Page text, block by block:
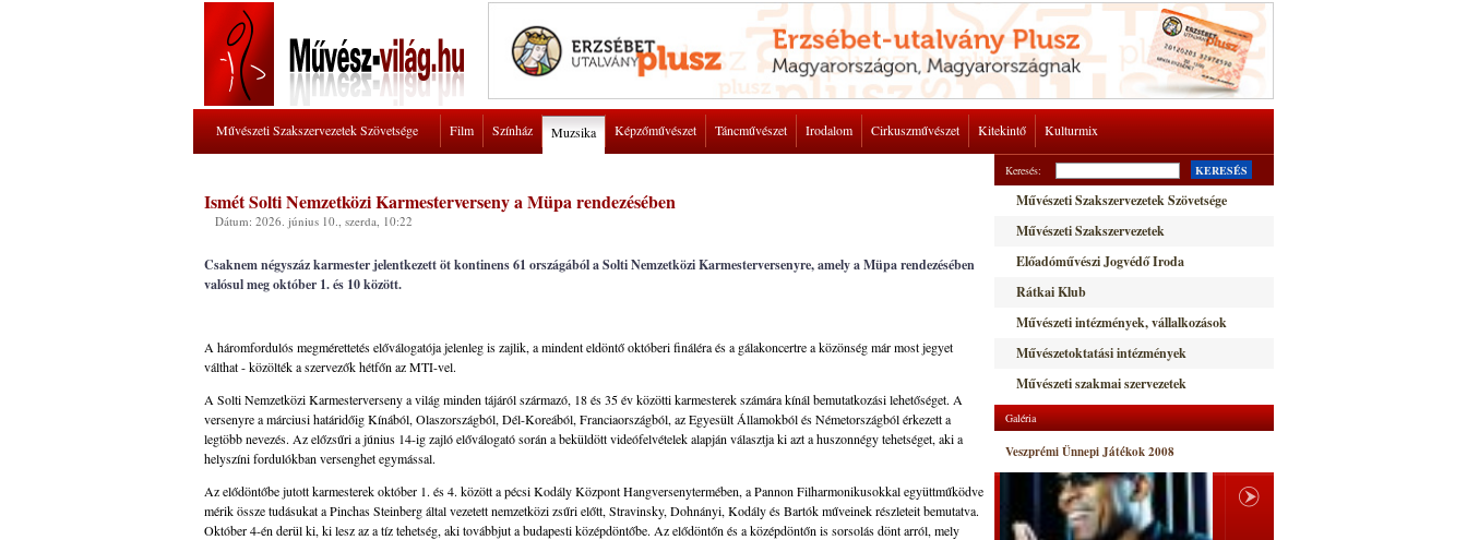
Művészeti Szakszervezetek Szövetsége Film Színház Muzsika Képzőművészet Táncművészet Irodalom Cirkuszművészet Kitekintő Kulturmix
Ismét Solti Nemzetközi Karmesterverseny a Müpa rendezésében
Dátum: 2026. június 10., szerda, 10:22
Csaknem négyszáz karmester jelentkezett öt kontinens 61 országából a Solti Nemzetközi Karmesterversenyre, amely a Müpa rendezésében
valósul meg október 1. és 10 között.
A háromfordulós megmérettetés előválogatója jelenleg is zajlik, a mindent eldöntő októberi fináléra és a gálakoncertre a közönség már most jegyet
válthat - közölték a szervezők hétfőn az MTI-vel.
A Solti Nemzetközi Karmesterverseny a világ minden tájáról származó, 18 és 35 év közötti karmesterek számára kínál bemutatkozási lehetőséget. A
versenyre a márciusi határidőig Kínából, Olaszországból, Dél-Koreából, Franciaországból, az Egyesült Államokból és Németországból érkezett a
legtöbb nevezés. Az előzsűri a június 14-ig zajló előválogató során a beküldött videófelvételek alapján választja ki azt a huszonnégy tehetséget, aki a
helyszíni fordulókban versenghet egymással.
Az elődöntőbe jutott karmesterek október 1. és 4. között a pécsi Kodály Központ Hangversenytermében, a Pannon Filharmonikusokkal együttműködve
mérik össze tudásukat a Pinchas Steinberg által vezetett nemzetközi zsűri előtt, Stravinsky, Dohnányi, Kodály és Bartók műveinek részleteit bemutatva.
Október 4-én derül ki, ki lesz az a tíz tehetség, aki továbbjut a budapesti középdöntőbe. Az elődöntőn és a középdöntőn is sorsolás dönt arról, mely
Keresés: KERESÉS
Művészeti Szakszervezetek Szövetsége
Művészeti Szakszervezetek
Előadóművészi Jogvédő Iroda
Rátkai Klub
Művészeti intézmények, vállalkozások
Művészetoktatási intézmények
Művészeti szakmai szervezetek
Galéria
Veszprémi Ünnepi Játékok 2008